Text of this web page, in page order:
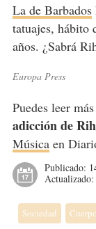
La de Barbados
tatuajes, hábito
años. ¿Sabrá
Europa Press
Puedes leer
adicción de
Músicaen
Publicado:
Actualizado:
Sociedad Cuerpo